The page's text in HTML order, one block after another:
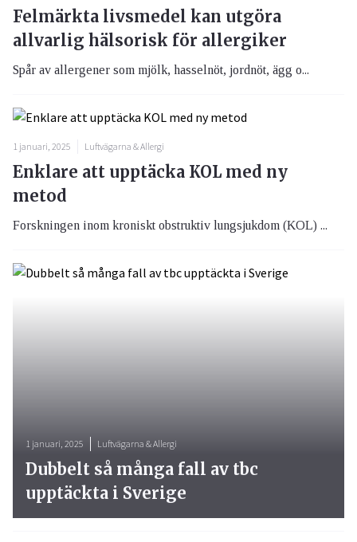
Felmärkta livsmedel kan utgöra
allvarlig hälsorisk för allergiker
Spår av allergener som mjölk, hasselnöt, jordnöt, ägg o...
1 januari, 2025 Luftvägarna & Allergi
Enklare att upptäcka KOL med ny
metod
Forskningen inom kroniskt obstruktiv lungsjukdom (KOL) ...
1 januari, 2025 Luftvägarna & Allergi
Dubbelt så många fall av tbc
upptäckta i Sverige